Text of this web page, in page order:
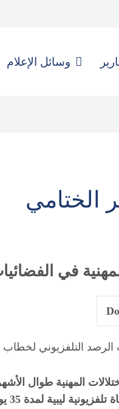
وسائل الإعلام
الختامي
في
التلفزيوني لخطاب
الاختلالات المهنية طوال